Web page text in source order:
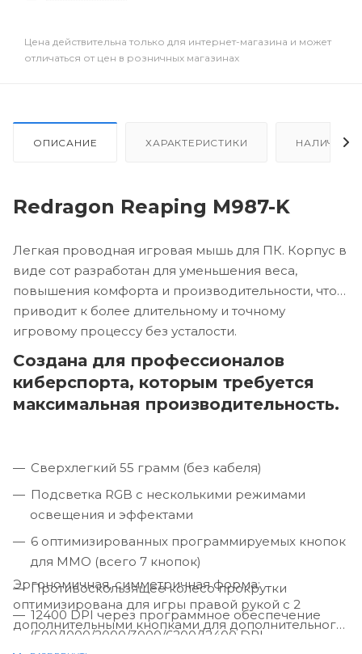
Цена действительна только для интернет-магазина и может
отличаться от цен в розничных магазинах
ОПИСАНИЕ ХАРАКТЕРИСТИКИ НАЛИЧИЕ
Redragon Reaping M987-K
Легкая проводная игровая мышь для ПК. Корпус в
виде сот разработан для уменьшения веса,
повышения комфорта и производительности, что
приводит к более длительному и точному
игровому процессу без усталости.
Создана для профессионалов
киберспорта, которым требуется
максимальная производительность.
Сверхлегкий 55 грамм (без кабеля)
Подсветка RGB с несколькими режимами
освещения и эффектами
6 оптимизированных программируемых кнопок
для MMO (всего 7 кнопок)
Противоскользящее колесо прокрутки
12400 DPI через программное обеспечение
(500/1000/2000/3000/6200/12400 DPI
Эргономичная, симметричная форма:
оптимизирована для игры правой рукой с 2 ​​
дополнительными кнопками для дополнительного